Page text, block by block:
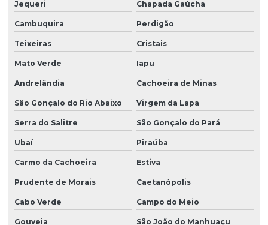
Jequeri Chapada Gaúcha
Cambuquira Perdigão
Teixeiras Cristais
Mato Verde Iapu
Andrelândia Cachoeira de Minas
São Gonçalo do Rio Abaixo Virgem da Lapa
Serra do Salitre São Gonçalo do Pará
Ubaí Piraúba
Carmo da Cachoeira Estiva
Prudente de Morais Caetanópolis
Cabo Verde Campo do Meio
Gouveia São João do Manhuaçu